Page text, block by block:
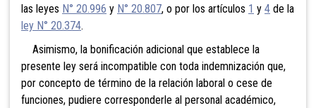
las leyes N° 20.996 y N° 20.807, o por los artículos 1 y 4 de la
ley N° 20.374.
Asimismo, la bonificación adicional que establece la
presente ley será incompatible con toda indemnización que,
por concepto de término de la relación laboral o cese de
funciones, pudiere corresponderle al personal académico,